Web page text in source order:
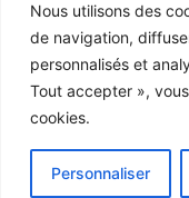
Nous utilisons des
de navigation,
personnalisés et
Tout accepter »,
cookies.
Personnaliser
Tout droit réservé
Développé par